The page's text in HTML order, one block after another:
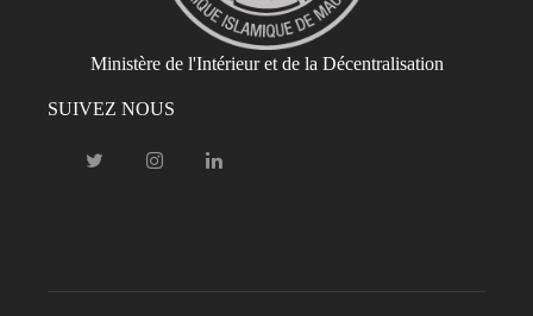
Ministère de l'Intérieur et de la Décentralisation
SUIVEZ NOUS